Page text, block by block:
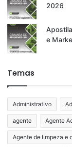
2026
e
Temas
Administrativo
agente Agente
Agente de limpeza e